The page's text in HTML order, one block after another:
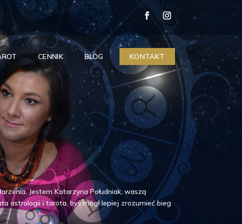
CENNIK BLOG KONTAKT
Jestem Katarzyna Południak, waszą
astrologii i tarota, byś mógł lepiej zrozumieć bieg